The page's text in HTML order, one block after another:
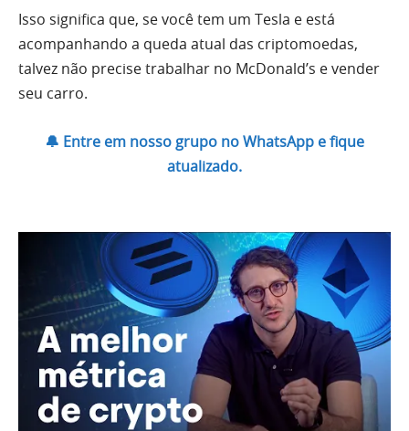
Isso significa que, se você tem um Tesla e está
acompanhando a queda atual das criptomoedas,
talvez não precise trabalhar no McDonald’s e vender
seu carro.
🔔 Entre em nosso grupo no WhatsApp e fique
atualizado.